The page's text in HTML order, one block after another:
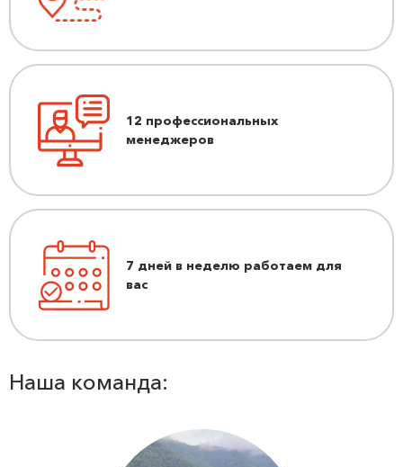
12 профессиональных
менеджеров
7 дней в неделю работаем для
вас
Наша команда: